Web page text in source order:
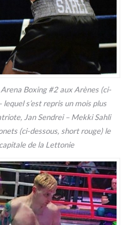
Boxing #2 aux Arènes (ci-
s’est repris un mois plus
Jan Sendrei – Mekki Sahli
(ci-dessous, short rouge) le
de la Lettonie